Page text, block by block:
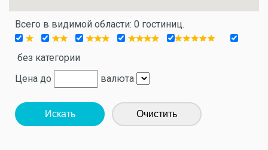
Всего в видимой области: 0 гостиниц.
без категории
Цена до
валюта
Искать Очистить